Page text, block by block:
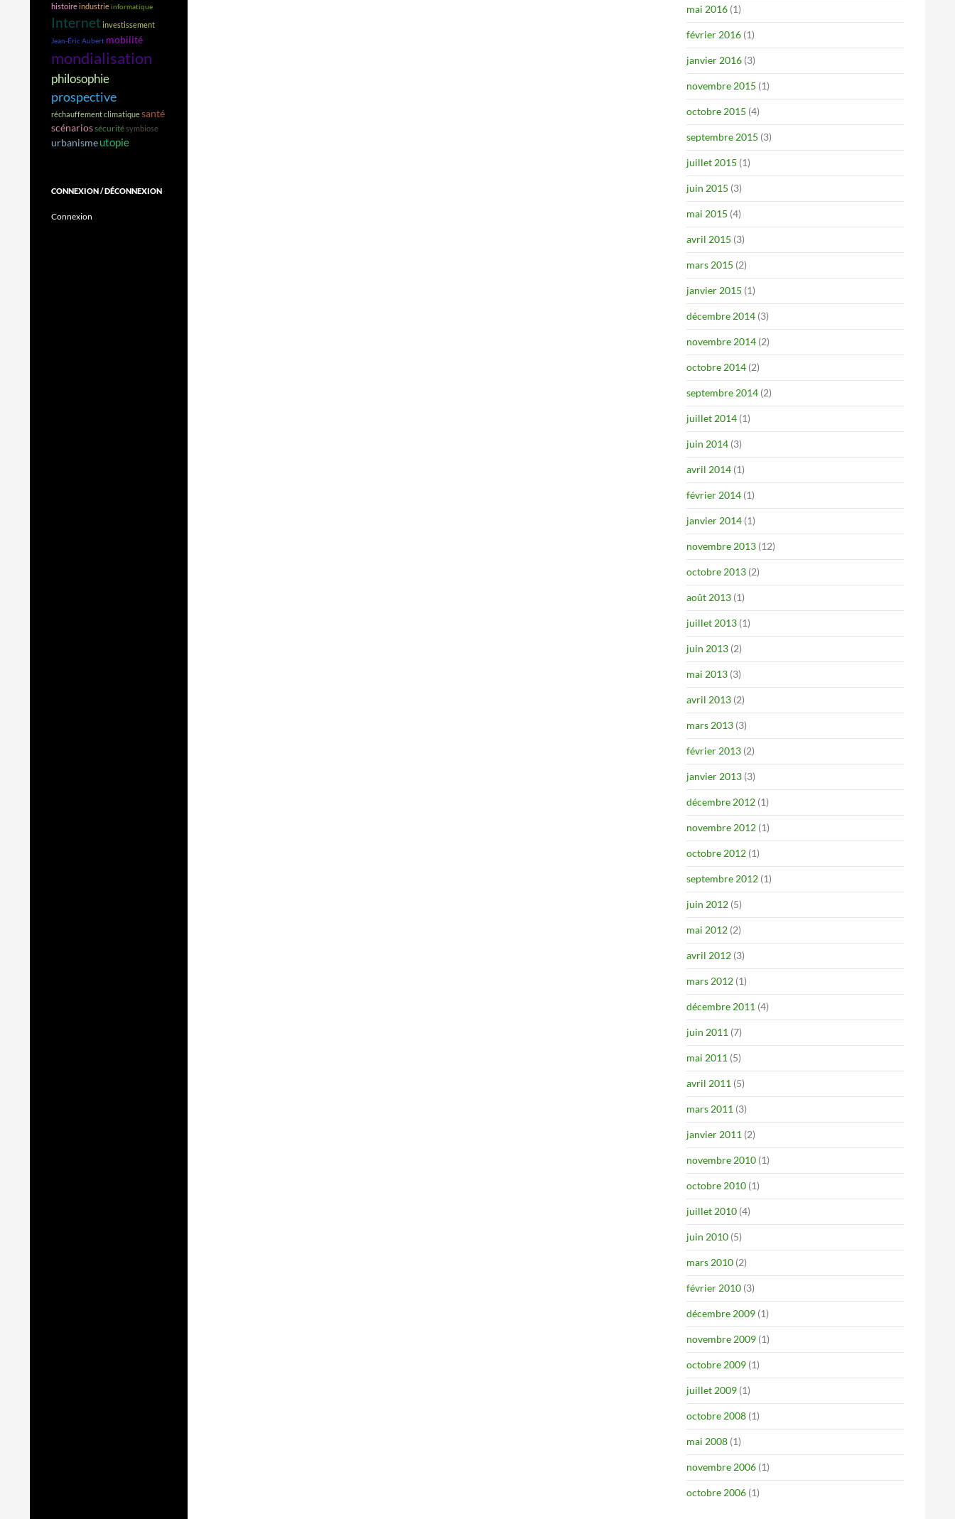
mai 2016 (1)
février 2016 (1)
janvier 2016 (3)
novembre 2015 (1)
octobre 2015 (4)
septembre 2015 (3)
juillet 2015 (1)
juin 2015 (3)
mai 2015 (4)
avril 2015 (3)
mars 2015 (2)
janvier 2015 (1)
décembre 2014 (3)
novembre 2014 (2)
octobre 2014 (2)
septembre 2014 (2)
juillet 2014 (1)
juin 2014 (3)
avril 2014 (1)
février 2014 (1)
janvier 2014 (1)
novembre 2013 (12)
octobre 2013 (2)
août 2013 (1)
juillet 2013 (1)
juin 2013 (2)
mai 2013 (3)
avril 2013 (2)
mars 2013 (3)
février 2013 (2)
janvier 2013 (3)
décembre 2012 (1)
novembre 2012 (1)
octobre 2012 (1)
septembre 2012 (1)
juin 2012 (5)
mai 2012 (2)
avril 2012 (3)
mars 2012 (1)
décembre 2011 (4)
juin 2011 (7)
mai 2011 (5)
avril 2011 (5)
mars 2011 (3)
janvier 2011 (2)
novembre 2010 (1)
octobre 2010 (1)
juillet 2010 (4)
juin 2010 (5)
mars 2010 (2)
février 2010 (3)
décembre 2009 (1)
novembre 2009 (1)
octobre 2009 (1)
juillet 2009 (1)
octobre 2008 (1)
mai 2008 (1)
novembre 2006 (1)
octobre 2006 (1)
histoireindustrieinformatique
Internetinvestissement
Jean-Éric Aubert mobilité
mondialisation
philosophie
prospective
réchauffement climatiquesanté
scénariossécuritésymbiose
urbanismeutopie
CONNEXION / DÉCONNEXION
Connexion